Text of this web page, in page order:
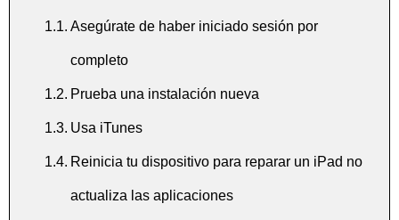
Asegúrate de haber iniciado sesión por
completo
Prueba una instalación nueva
Usa iTunes
Reinicia tu dispositivo para reparar un iPad no
actualiza las aplicaciones